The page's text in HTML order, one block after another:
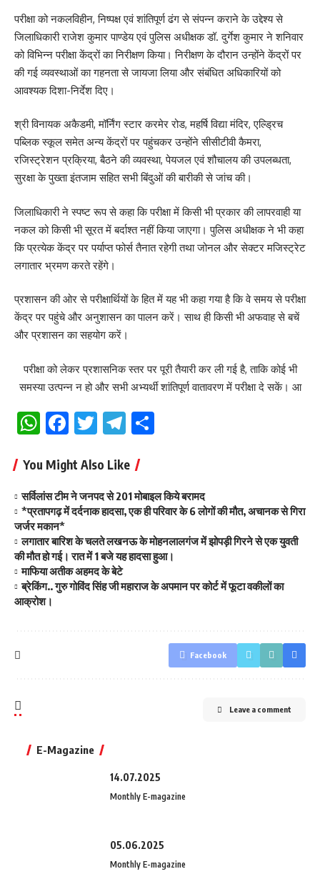
परीक्षा को नकलविहीन, निष्पक्ष एवं शांतिपूर्ण ढंग से संपन्न कराने के उद्देश्य से
जिलाधिकारी राजेश कुमार पाण्डेय एवं पुलिस अधीक्षक डॉ. दुर्गेश कुमार ने शनिवार
को विभिन्न परीक्षा केंद्रों का निरीक्षण किया। निरीक्षण के दौरान उन्होंने केंद्रों पर
की गई व्यवस्थाओं का गहनता से जायजा लिया और संबंधित अधिकारियों को
आवश्यक दिशा-निर्देश दिए।
श्री विनायक अकैडमी, मॉर्निंग स्टार करमेर रोड, महर्षि विद्या मंदिर, एल्ड्रिच
पब्लिक स्कूल समेत अन्य केंद्रों पर पहुंचकर उन्होंने सीसीटीवी कैमरा,
रजिस्ट्रेशन प्रक्रिया, बैठने की व्यवस्था, पेयजल एवं शौचालय की उपलब्धता,
सुरक्षा के पुख्ता इंतजाम सहित सभी बिंदुओं की बारीकी से जांच की।
जिलाधिकारी ने स्पष्ट रूप से कहा कि परीक्षा में किसी भी प्रकार की लापरवाही या
नकल को किसी भी सूरत में बर्दाश्त नहीं किया जाएगा। पुलिस अधीक्षक ने भी कहा
कि प्रत्येक केंद्र पर पर्याप्त फोर्स तैनात रहेगी तथा जोनल और सेक्टर मजिस्ट्रेट
लगातार भ्रमण करते रहेंगे।
प्रशासन की ओर से परीक्षार्थियों के हित में यह भी कहा गया है कि वे समय से परीक्षा
केंद्र पर पहुंचे और अनुशासन का पालन करें। साथ ही किसी भी अफवाह से बचें
और प्रशासन का सहयोग करें।
परीक्षा को लेकर प्रशासनिक स्तर पर पूरी तैयारी कर ली गई है, ताकि कोई भी
समस्या उत्पन्न न हो और सभी अभ्यर्थी शांतिपूर्ण वातावरण में परीक्षा दे सकें। आ
WhatsApp
Facebook
TwitterTelegram
You Might Also Like
सर्विलांस टीम ने जनपद से 201 मोबाइल किये बरामद
*प्रतापगढ़ में दर्दनाक हादसा, एक ही परिवार के 6 लोगों की मौत, अचानक से गिरा
जर्जर मकान*
लगातार बारिश के चलते लखनऊ के मोहनलालगंज में झोपड़ी गिरने से एक युवती
की मौत हो गई। रात में 1 बजे यह हादसा हुआ।
माफिया अतीक अहमद के बेटे
ब्रेकिंग.. गुरु गोविंद सिंह जी महाराज के अपमान पर कोर्ट में फूटा वकीलों का
आक्रोश।
Facebook
Leave a comment
E-Magazine
14.07.2025
Monthly E-magazine
05.06.2025
Monthly E-magazine